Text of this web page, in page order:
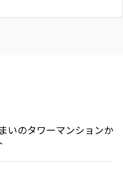
いのタワーマンションか